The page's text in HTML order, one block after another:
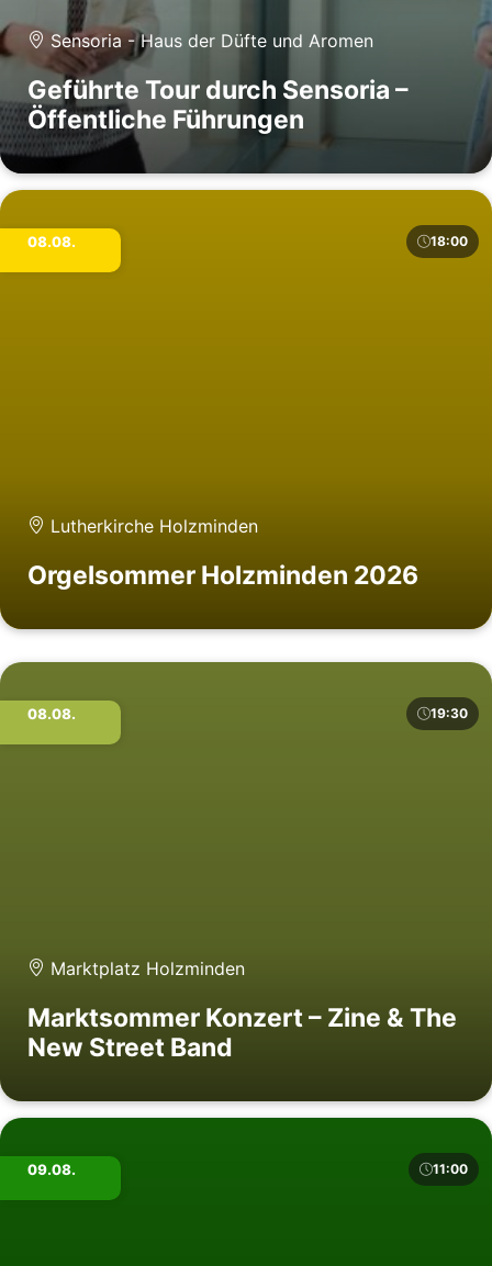
Sensoria - Haus der Düfte und Aromen
Geführte Tour durch Sensoria –
Öffentliche Führungen
08.08. 18:00
Lutherkirche Holzminden
Orgelsommer Holzminden 2026
08.08. 19:30
Marktplatz Holzminden
Marktsommer Konzert – Zine & The
New Street Band
09.08. 11:00